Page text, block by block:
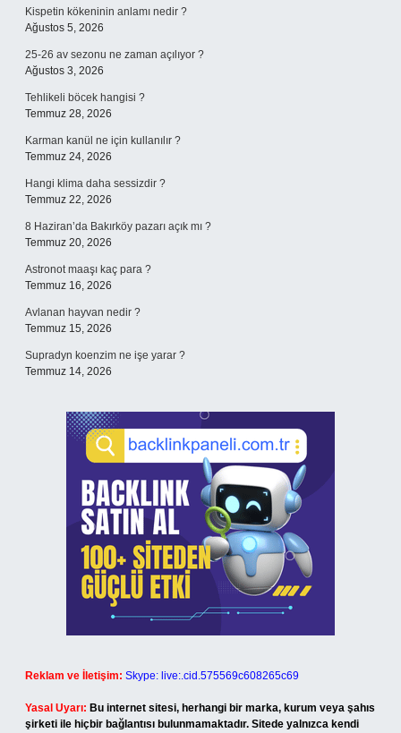
Kispetin kökeninin anlamı nedir ?
Ağustos 5, 2026
25-26 av sezonu ne zaman açılıyor ?
Ağustos 3, 2026
Tehlikeli böcek hangisi ?
Temmuz 28, 2026
Karman kanül ne için kullanılır ?
Temmuz 24, 2026
Hangi klima daha sessizdir ?
Temmuz 22, 2026
8 Haziran’da Bakırköy pazarı açık mı ?
Temmuz 20, 2026
Astronot maaşı kaç para ?
Temmuz 16, 2026
Avlanan hayvan nedir ?
Temmuz 15, 2026
Supradyn koenzim ne işe yarar ?
Temmuz 14, 2026
Reklam ve İletişim: Skype: live:.cid.575569c608265c69
Yasal Uyarı: Bu internet sitesi, herhangi bir marka, kurum veya şahıs
şirketi ile hiçbir bağlantısı bulunmamaktadır. Sitede yalnızca kendi